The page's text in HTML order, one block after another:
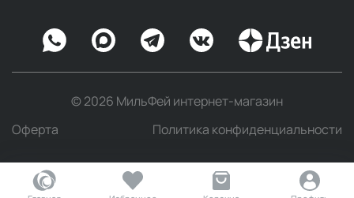
© 2026 МильФей интернет-магазин
Оферта
Политика конфиденциальности